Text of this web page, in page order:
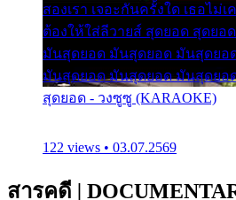
สองเรา เจอะกันครั้งใด เธอไม่
ต้องให้ใส่ลีวายส์ สุดยอด สุดย
มันสุดยอด มันสุดยอด มันสุดยอ
มันสุดยอด มันสุดยอด มันสุดยอ
สุดยอด - วงซูซู (KARAOKE)
122 views • 03.07.2569
สารคดี |